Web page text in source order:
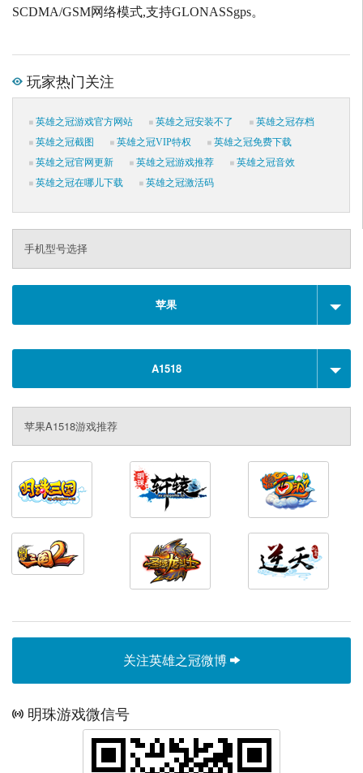
SCDMA/GSM网络模式,支持GLONASSgps。
玩家热门关注
英雄之冠游戏官方网站 英雄之冠安装不了
英雄之冠存档
英雄之冠截图
英雄之冠VIP特权
英雄之冠免费下载
英雄之冠官网更新
英雄之冠游戏推荐
英雄之冠音效
英雄之冠在哪儿下载
英雄之冠激活码
手机型号选择
苹果
A1518
苹果A1518游戏推荐
关注英雄之冠微博
明珠游戏微信号